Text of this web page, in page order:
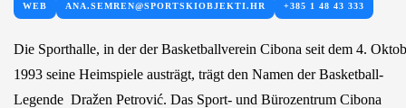
WEB ANA.SEMREN@SPORTSKIOBJEKTI.HR +385 1 48 43 333
Die Sporthalle, in der der Basketballverein Cibona seit dem 4.
1993 seine Heimspiele austrägt, trägt den Namen der Basketball-
Legende Dražen Petrović. Das Sport- und Bürozentrum Cibona